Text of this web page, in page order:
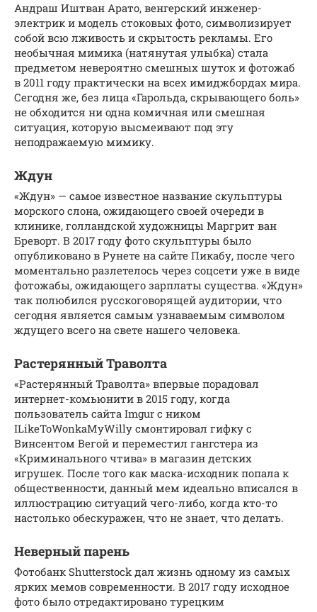
Андраш Иштван Арато, венгерский инженер-
электрик и модель стоковых фото, символизирует
собой всю лживость и скрытость рекламы. Его
необычная мимика (натянутая улыбка) стала
предметом невероятно смешных шуток и фотожаб
в 2011 году практически на всех имиджбордах мира.
Сегодня же, без лица «Гарольда, скрывающего боль»
не обходится ни одна комичная или смешная
ситуация, которую высмеивают под эту
неподражаемую мимику.
Ждун
«Ждун» — самое известное название скульптуры
морского слона, ожидающего своей очереди в
клинике, голландской художницы Маргрит ван
Бреворт. В 2017 году фото скульптуры было
опубликовано в Рунете на сайте Пикабу, после чего
моментально разлетелось через соцсети уже в виде
фотожабы, ожидающего зарплаты существа. «Ждун»
так полюбился русскоговорящей аудитории, что
сегодня является самым узнаваемым символом
ждущего всего на свете нашего человека.
Растерянный Траволта
«Растерянный Траволта» впервые порадовал
интернет-комьюнити в 2015 году, когда
пользователь сайта Imgur с ником
ILikeToWonkaMyWilly смонтировал гифку с
Винсентом Вегой и переместил гангстера из
«Криминального чтива» в магазин детских
игрушек. После того как маска-исходник попала к
общественности, данный мем идеально вписался в
иллюстрацию ситуаций чего-либо, когда кто-то
настолько обескуражен, что не знает, что делать.
Неверный парень
Фотобанк Shutterstock дал жизнь одному из самых
ярких мемов современности. В 2017 году исходное
фото было отредактировано турецким